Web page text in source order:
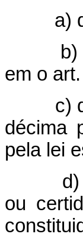
a)
em o
c)
décima
pela lei
ou